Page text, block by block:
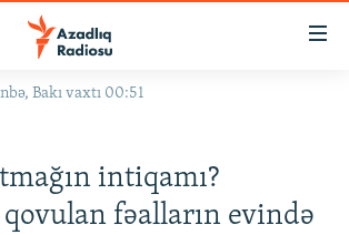
Bakı vaxtı 00:51
intiqamı?
fəalların evində